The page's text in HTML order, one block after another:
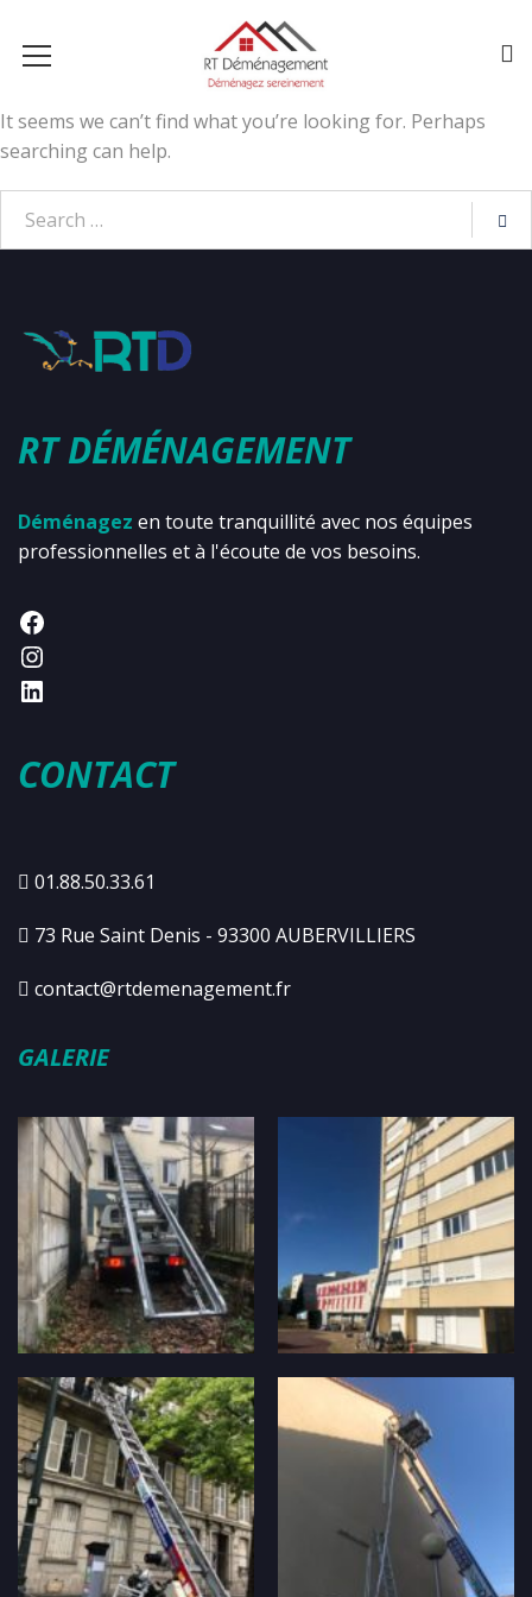
It seems we can’t find what you’re looking for. Perhaps
searching can help.
RT DÉMÉNAGEMENT
Déménagez en toute tranquillité avec nos équipes
professionnelles et à l'écoute de vos besoins.
CONTACT
01.88.50.33.61
73 Rue Saint Denis - 93300 AUBERVILLIERS
contact@rtdemenagement.fr
GALERIE